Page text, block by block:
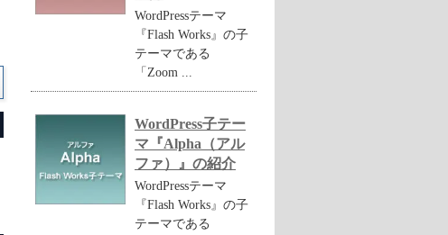
WordPressテーマ
『Flash Works』の子
テーマである
「Zoom ...
WordPress子テー
マ『Alpha（アル
ファ）』の紹介
WordPressテーマ
『Flash Works』の子
テーマである